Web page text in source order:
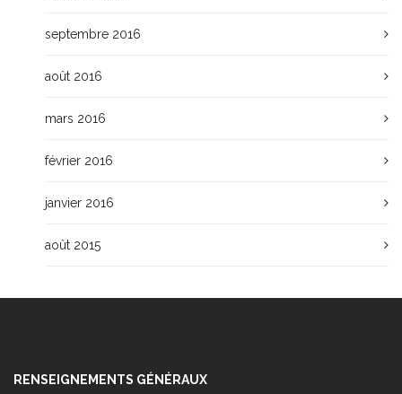
septembre 2016
août 2016
mars 2016
février 2016
janvier 2016
août 2015
RENSEIGNEMENTS GÉNÉRAUX